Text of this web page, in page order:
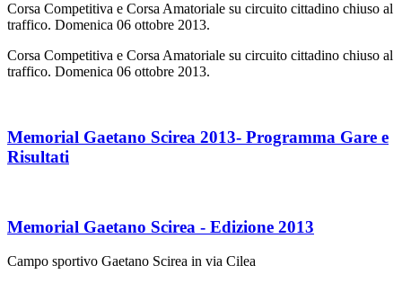
Corsa Competitiva e Corsa Amatoriale su circuito cittadino chiuso al
traffico. Domenica 06 ottobre 2013.
Corsa Competitiva e Corsa Amatoriale su circuito cittadino chiuso al
traffico. Domenica 06 ottobre 2013.
Memorial Gaetano Scirea 2013- Programma Gare e
Risultati
Memorial Gaetano Scirea - Edizione 2013
Campo sportivo Gaetano Scirea in via Cilea